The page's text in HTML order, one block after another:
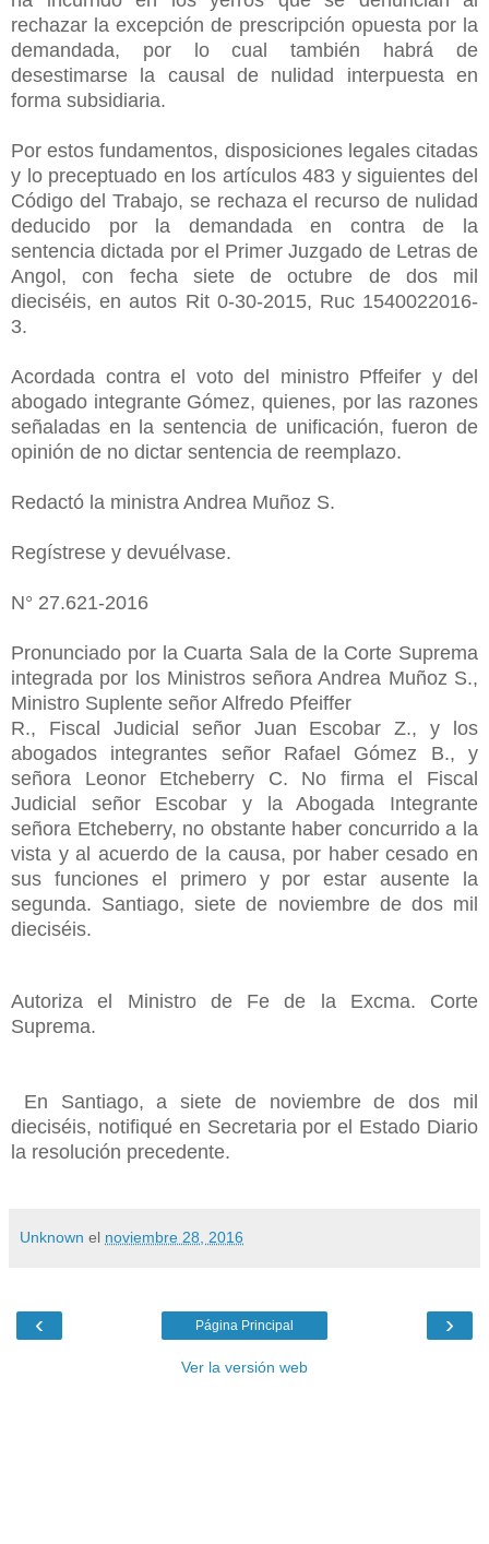
rechazar la excepción de prescripción opuesta por la
demandada, por lo cual también habrá de
desestimarse la causal de nulidad interpuesta en
forma subsidiaria.
Por estos fundamentos, disposiciones legales citadas
y lo preceptuado en los artículos 483 y siguientes del
Código del Trabajo, se rechaza el recurso de nulidad
deducido por la demandada en contra de la
sentencia dictada por el Primer Juzgado de Letras de
Angol, con fecha siete de octubre de dos mil
dieciséis, en autos Rit 0-30-2015, Ruc 1540022016-
3.
Acordada contra el voto del ministro Pffeifer y del
abogado integrante Gómez, quienes, por las razones
señaladas en la sentencia de unificación, fueron de
opinión de no dictar sentencia de reemplazo.
Redactó la ministra Andrea Muñoz S.
Regístrese y devuélvase.
N° 27.621-2016
Pronunciado por la Cuarta Sala de la Corte Suprema
integrada por los Ministros señora Andrea Muñoz S.,
Ministro Suplente señor Alfredo Pfeiffer
R., Fiscal Judicial señor Juan Escobar Z., y los
abogados integrantes señor Rafael Gómez B., y
señora Leonor Etcheberry C. No firma el Fiscal
Judicial señor Escobar y la Abogada Integrante
señora Etcheberry, no obstante haber concurrido a la
vista y al acuerdo de la causa, por haber cesado en
sus funciones el primero y por estar ausente la
segunda. Santiago, siete de noviembre de dos mil
dieciséis.
Autoriza el Ministro de Fe de la Excma. Corte
Suprema.
En Santiago, a siete de noviembre de dos mil
dieciséis, notifiqué en Secretaria por el Estado Diario
la resolución precedente.
Unknown el noviembre 28, 2016
‹ ›
Página Principal
Ver la versión web